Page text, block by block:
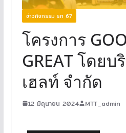
ข่าวกิจกรรม ธท 67
โครงการ
GREAT โดยบ
เฮลท์ จำกัด
12 มิถุนายน 2024 MTT_admin